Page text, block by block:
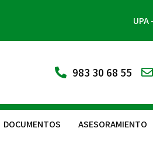
UPA
983 30 68 55
DOCUMENTOS ASESORAMIENTO